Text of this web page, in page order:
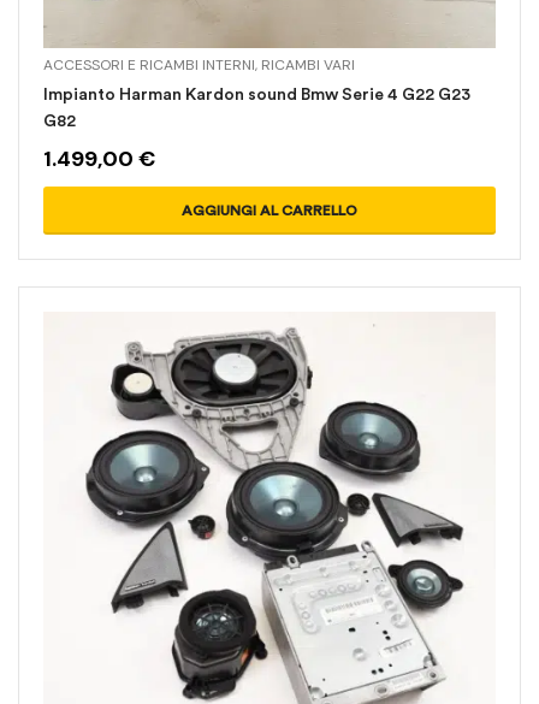
ACCESSORI E RICAMBI INTERNI, RICAMBI VARI
Impianto Harman Kardon sound Bmw Serie 4 G22 G23
G82
1.499,00 €
AGGIUNGI AL CARRELLO